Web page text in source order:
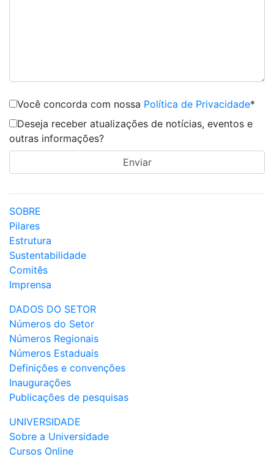
Você concorda com nossa Política de Privacidade*
Deseja receber atualizações de notícias, eventos e
outras informações?
SOBRE
Pilares
Estrutura
Sustentabilidade
Comitês
Imprensa
DADOS DO SETOR
Números do Setor
Números Regionais
Números Estaduais
Definições e convenções
Inaugurações
Publicações de pesquisas
UNIVERSIDADE
Sobre a Universidade
Cursos Online